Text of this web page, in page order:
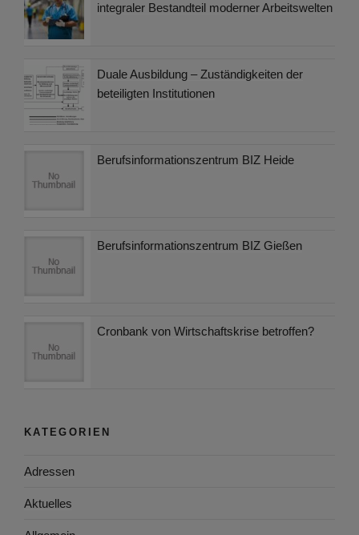
integraler Bestandteil moderner Arbeitswelten
Duale Ausbildung – Zuständigkeiten der
beteiligten Institutionen
Berufsinformationszentrum BIZ Heide
Berufsinformationszentrum BIZ Gießen
Cronbank von Wirtschaftskrise betroffen?
KATEGORIEN
Adressen
Aktuelles